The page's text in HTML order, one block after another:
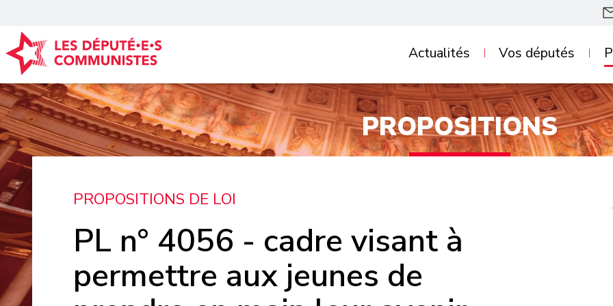
Actualités
Questions au
Lettre des députés
Communiqués de
Vos députés
PROPOSITIONS
PROPOSITIONS DE LOI
PL n° 4056 - cadre visant à
permettre aux jeunes de